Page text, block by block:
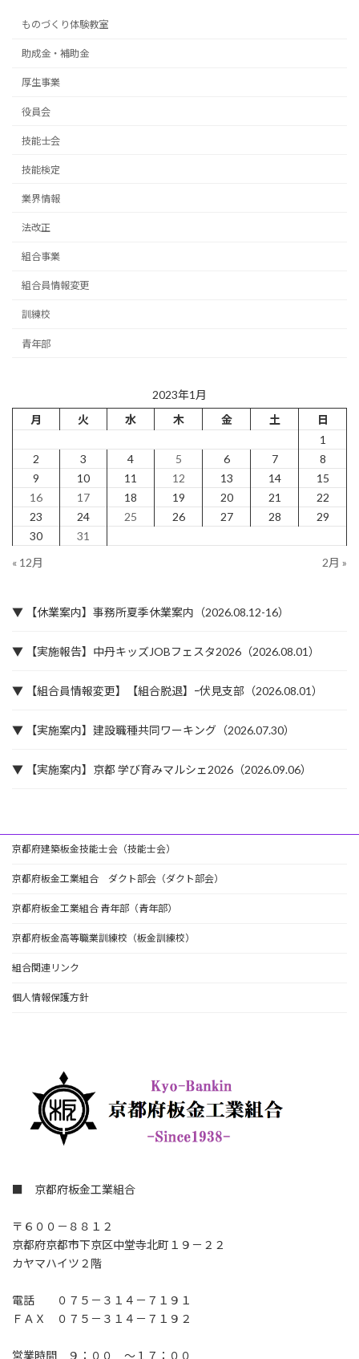
ものづくり体験教室
助成金・補助金
厚生事業
役員会
技能士会
技能検定
業界情報
法改正
組合事業
組合員情報変更
訓練校
青年部
2023年1月
月
火 水 木 金 土
日
1
2
3 4 5 6 7
8
9
10 11 12 13 14
15
16
17 18 19 20 21
22
23
24 25 26 27 28
29
30
31
« 12月
2月 »
▼ 【休業案内】事務所夏季休業案内（2026.08.12-16）
▼ 【実施報告】中丹キッズJOBフェスタ2026（2026.08.01）
▼ 【組合員情報変更】【組合脱退】ｰ伏見支部（2026.08.01）
▼ 【実施案内】建設職種共同ワーキング（2026.07.30）
▼ 【実施案内】京都 学び育みマルシェ2026（2026.09.06）
京都府建築板金技能士会（技能士会）
京都府板金工業組合 ダクト部会（ダクト部会）
京都府板金工業組合 青年部（青年部）
京都府板金高等職業訓練校（板金訓練校）
組合関連リンク
個人情報保護方針
■ 京都府板金工業組合
〒６００－８８１２
京都府京都市下京区中堂寺北町１９－２２
カヤマハイツ２階
電話 ０７５－３１４－７１９１
ＦＡＸ ０７５－３１４－７１９２
営業時間 ９：００ ～１７：００